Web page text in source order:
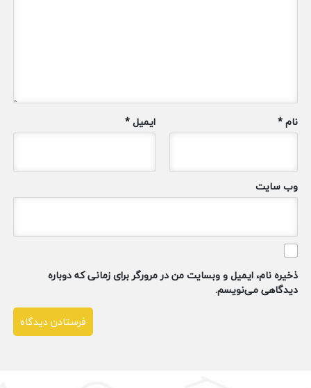
نام* ایمیل*
وب‌ سایت
ذخیره نام، ایمیل و وبسایت من در مرورگر برای زمانی که دوباره
دیدگاهی می‌نویسم.